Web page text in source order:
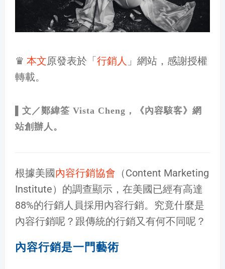
♛ 本文原發表於「行銷人 」網站，感謝授權
轉載。
▌文／鄭緯筌 Vista Cheng，《內容駭客》網
站創辦人。
根據美國內容行銷協會 （Content Marketing
Institute）的調查顯示，在美國已經有高達
88%的行銷人員採用內容行銷。究竟什麼是
內容行銷呢？跟傳統的行銷又有何不同呢？
內容行銷是一門藝術